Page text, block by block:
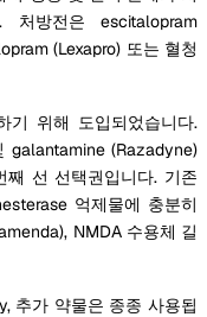
방전은 escitalopram
(Lexapro) 또는 혈청
기 위해 도입되었습니다.
galantamine (Razadyne)
선 선택권입니다. 기존
억제물에 충분히
NMDA 수용체 길
추가 약물은 종종 사용됩